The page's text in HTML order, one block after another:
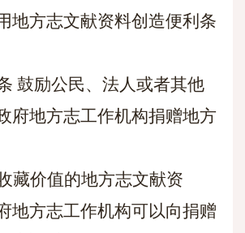
地方志文献资料创造便利条
鼓励公民、法人或者其他
府地方志工作机构捐赠地方
藏价值的地方志文献资
地方志工作机构可以向捐赠